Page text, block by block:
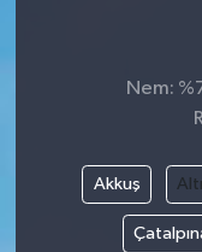
Nem:
Akkuş